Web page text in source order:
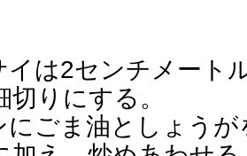
イは2センチメート
りにする。
にごま油としょう